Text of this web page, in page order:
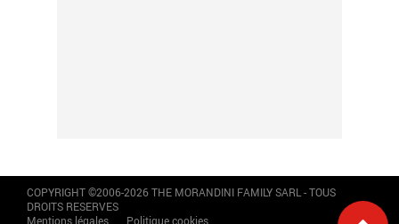
COPYRIGHT ©2006-2026 THE MORANDINI FAMILY SARL - TOUS
DROITS RESERVES
Mentions légales
Politique cookies